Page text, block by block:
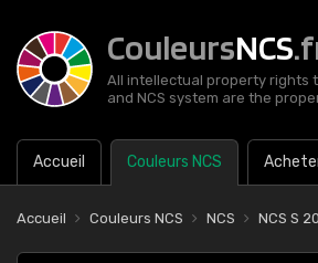
CouleursNCS
All intellectual property rights
and NCS system are the
Accueil Couleurs NCS
Accueil Couleurs NCS NCS NCS S